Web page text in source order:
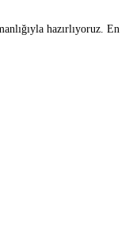
hazırlıyoruz. En